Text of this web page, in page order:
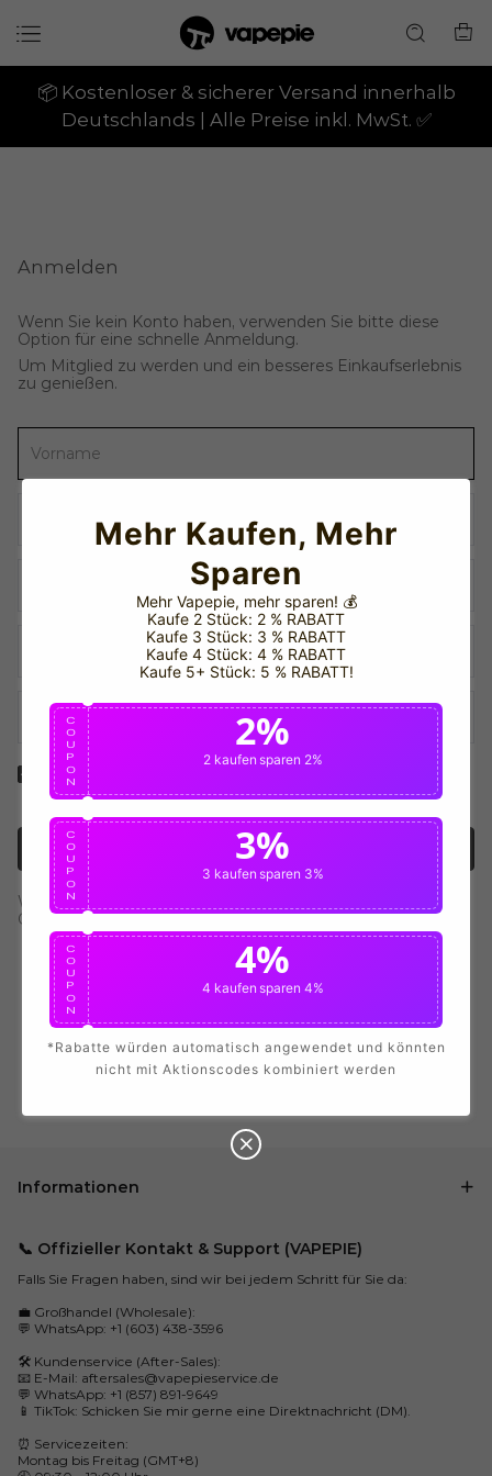
📦 Kostenloser & sicherer Versand innerhalb
Deutschlands | Alle Preise inkl. MwSt. ✅
Anmelden
Wenn Sie kein Konto haben, verwenden Sie bitte diese
Option für eine schnelle Anmeldung.
Um Mitglied zu werden und ein besseres Einkaufserlebnis
zu genießen.
Ja! Ich möchte interne Benachrichtigungen und
Rabattnachrichten erhalten!
Konto anlegen
Wenn Sie ein Konto haben, verwenden Sie bitte diese
Option, um sich anzumelden.Einloggen
Informationen
📞 Offizieller Kontakt & Support (VAPEPIE)
Falls Sie Fragen haben, sind wir bei jedem Schritt für Sie da:
💼 Großhandel (Wholesale):
💬 WhatsApp: +1 (603) 438-3596
🛠️ Kundenservice (After-Sales):
📧 E-Mail: aftersales@vapepieservice.de
💬 WhatsApp: +1 (857) 891-9649
📱 TikTok: Schicken Sie mir gerne eine Direktnachricht (DM).
⏰ Servicezeiten:
Montag bis Freitag (GMT+8)
Mehr Kaufen, Mehr
Sparen
Mehr Vapepie, mehr sparen! 💰
Kaufe 2 Stück: 2 % RABATT
Kaufe 3 Stück: 3 % RABATT
Kaufe 4 Stück: 4 % RABATT
Kaufe 5+ Stück: 5 % RABATT!
C
O
U
P
O
N
2%
2 kaufen sparen 2%
C
O
U
P
O
N
3%
3 kaufen sparen 3%
C
O
U
P
O
N
4%
4 kaufen sparen 4%
5%
*Rabatte würden automatisch angewendet und könnten
nicht mit Aktionscodes kombiniert werden